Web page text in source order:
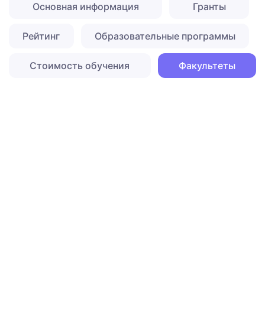
Основная информация Гранты
Рейтинг Образовательные программы
Стоимость обучения Факультеты